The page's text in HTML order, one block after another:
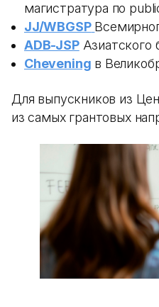
магистратура по
JJ/WBGSP
ADB-JSPАзиатского
Chevening в
Для выпускников из
из самых грантовых